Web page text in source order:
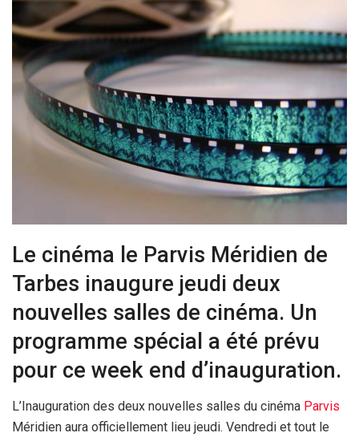
Le cinéma le Parvis Méridien de
Tarbes inaugure jeudi deux
nouvelles salles de cinéma. Un
programme spécial a été prévu
pour ce week end d’inauguration.
L’Inauguration des deux nouvelles salles du cinéma Parvis
Méridien aura officiellement lieu jeudi. Vendredi et tout le